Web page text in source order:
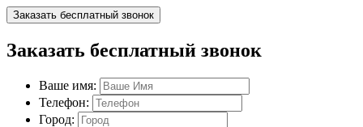
Заказать бесплатный звонок
Заказать бесплатный звонок
Ваше имя:
Телефон:
Город: